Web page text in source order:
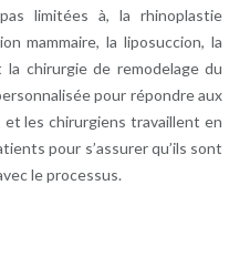
limitées à, la rhinoplastie
mammaire, la liposuccion, la
chirurgie de remodelage du
pour répondre aux
les chirurgiens travaillent en
pour s’assurer qu’ils sont
le processus.